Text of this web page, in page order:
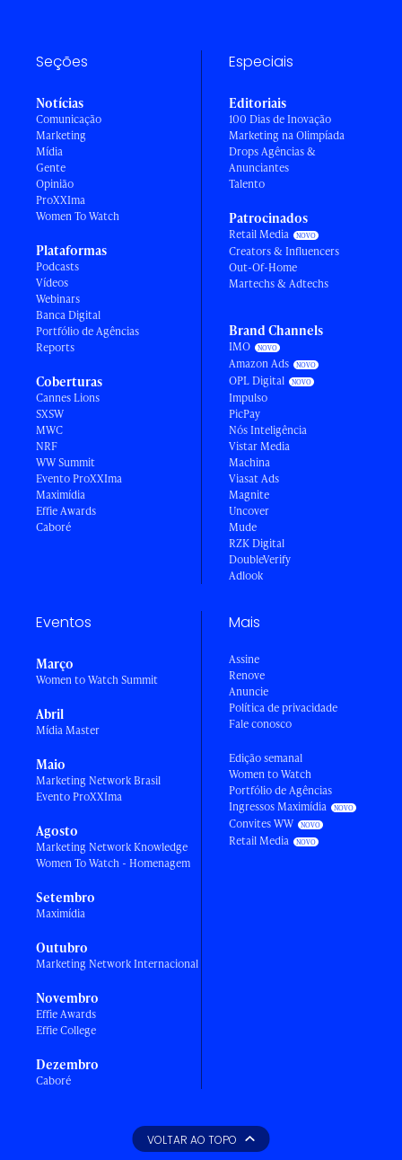
Seções
Notícias
Comunicação
Marketing
Mídia
Gente
Opinião
ProXXIma
Women To Watch
Plataformas
Podcasts
Vídeos
Webinars
Banca Digital
Portfólio de Agências
Reports
Coberturas
Cannes Lions
SXSW
MWC
NRF
WW Summit
Evento ProXXIma
Maximídia
Effie Awards
Caboré
Especiais
Editoriais
100 Dias de Inovação
Marketing na Olimpíada
Drops Agências &
Anunciantes
Talento
Patrocinados
Retail Media
Creators & Influencers
Out-Of-Home
Martechs & Adtechs
Brand Channels
IMO
Amazon Ads
OPL Digital
Impulso
PicPay
Nós Inteligência
Vistar Media
Machina
Viasat Ads
Magnite
Uncover
Mude
RZK Digital
DoubleVerify
Adlook
Eventos
Março
Women to Watch Summit
Abril
Mídia Master
Maio
Marketing Network Brasil
Evento ProXXIma
Agosto
Marketing Network Knowledge
Women To Watch - Homenagem
Setembro
Maximídia
Outubro
Marketing Network Internacional
Novembro
Effie Awards
Effie College
Dezembro
Caboré
Mais
Assine
Renove
Anuncie
Política de privacidade
Fale conosco
Edição semanal
Women to Watch
Portfólio de Agências
Ingressos Maximídia
Convites WW
Retail Media
VOLTAR AO TOPO